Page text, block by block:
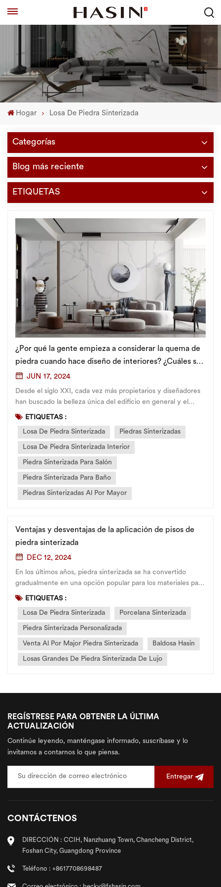
Hogar Losa De Piedra Sinterizada
Categorías
Blog más reciente
ETIQUETAS
¿Por qué la gente empieza a considerar la quema de
piedra cuando hace diseño de interiores? ¿Cuáles son
sus ventajas?
JUN 17, 2024
Desde el siglo XXI, cada vez más propietarios y diseñadores
han buscado la belleza única del edificio en general y el
excelente rendimiento de sus productos durante el proceso
poco a poco en el campo de visión del público. En
escenarios d...
ETIQUETAS :
Losa De Piedra Sinterizada
Piedras Sinterizadas
Losa De Piedra Sinterizada Interior
Piedra Sinterizada Para Salón
Piedra Sinterizada Para Baño
Piedras Sinterizadas Al Por Mayor
Ventajas y desventajas de la aplicación de pisos de
piedra sinterizada
DEC 12, 2024
En los últimos años, piedra sinterizada se ha convertido
gradualmente en una opción popular para los materiales para
pisos debido a su excelente rendimiento y hermosa
espacios comerciales, este nuevo material ha demostrado...
ETIQUETAS :
Losa De Piedra Sinterizada
Porcelana Sinterizada
Piedra Sinterizada Personalizada
Venta Al Por Major Piedra Sinterizada Baldosa Hasin
Losas Grandes De Piedra Sinterizada De Lujo
REGÍSTRESE PARA OBTENER LA ÚLTIMA
ACTUALIZACIÓN
Continúe leyendo, manténgase informado, suscríbase y lo
invitamos a contarnos lo que piensa.
Entregar
CONTÁCTENOS
DIRECCIÓN : CCIH, Nanzhuang Town, Chancheng District,
Foshan City, Guangdong Province
Teléfono : +8617708698487